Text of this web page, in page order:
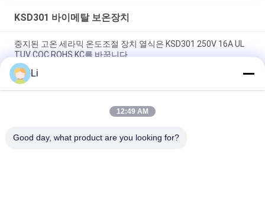
KSD301 바이메탈 보온장치
중지된 고온 세라믹 온도조절 장치 열식은 KSD301 250V 16A UL
TUV CQC ROHS KC를 바꿉니다
바이메탈 디스크 스냅 액션 서모, 저온 제한된 제어 스위치 H31
250V 10 13C
황급한 활동 유형 KSD301 두금속 보온장치 AC 125V 250V 힘은
Li
12:49 AM
Good day, what product are you looking for?